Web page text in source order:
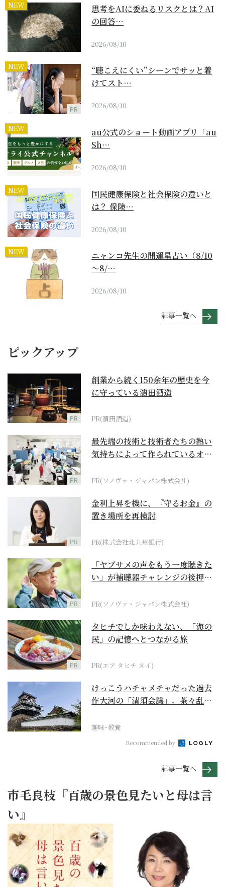
NEW
思考をAIに委ねるリスクとは？AI
の回答…
2026/08/10
NEW
PR
“聴こえにくい”シーンでサッと着
けてスト…
2026/08/10
NEW
au公式のショート動画アプリ「au
Sh…
2026/08/10
NEW
国民健康保険と社会保険の違いと
は？ 保険…
2026/08/10
NEW
ニャンコ先生の開運星占い（8/10
～8/…
2026/08/10
記事一覧へ
ピックアップ
PR
創業から続く150余年の歴史を今
に守っている濵田酒造
PR(濵田酒造)
PR
最先端の技術と技術者たちの熱い
気持ちによって作られているオー
PR(ソノヴァ・ジャパン株式会社)
PR
金利上昇を機に、『守るお金』の
置き場所を再検討
PR(株式会社北九州銀行)
PR
「ヤブサメの声をもう一度聴きた
い」が補聴器チャレンジの後押し
PR(ソノヴァ・ジャパン株式会社)
PR
タヒチでしか味わえない、「海の
民」の記憶へとつながる旅
PR(エア タヒチ ヌイ)
けっこうハチャメチャだった過去
作大河の「清須会議」。茶々乱
趣味･教養
Recommended by
記事一覧へ
市毛良枝『百歳の景色見たいと母は言
い』